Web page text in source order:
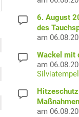
6. August
des
am
Wackel mit
am
am